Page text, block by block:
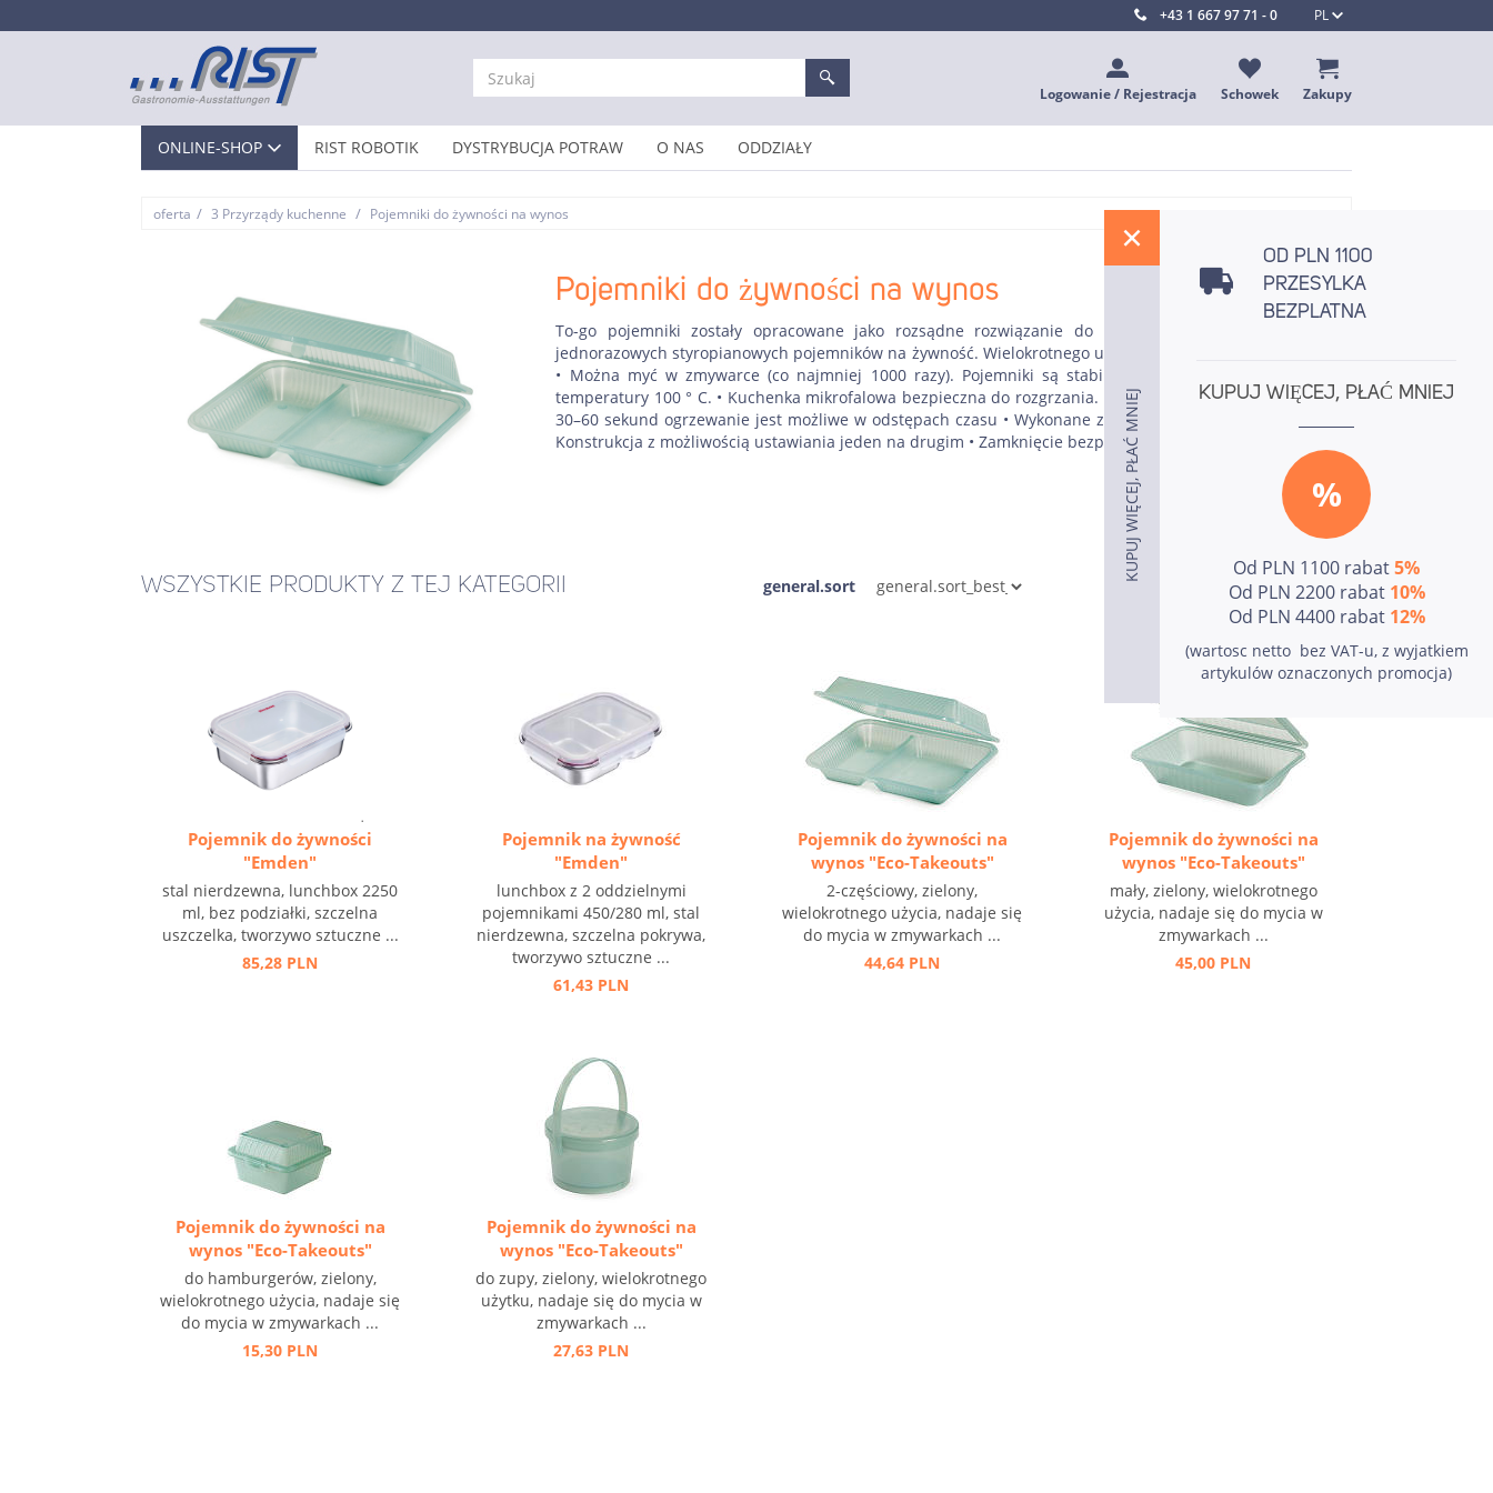
PL
+43 1 667 97 71 - 0
Logowanie / Rejestracja Schowek Zakupy
ONLINE-SHOP RIST ROBOTIK DYSTRYBUCJA POTRAW O NAS ODDZIAŁY
oferta / 3 Przyrządy kuchenne / Pojemniki do żywności na wynos
Pojemniki do żywności na wynos
To-go pojemniki zostały opracowane jako rozsądne rozwiązanie do usuwania odpadów z milionów
jednorazowych styropianowych pojemników na żywność. Wielokrotnego użytku i recyklingu • 100% bez BPA
• Można myć w zmywarce (co najmniej 1000 razy). Pojemniki są stabilne wymiarowo do maksymalnej
temperatury 100 ° C. • Kuchenka mikrofalowa bezpieczna do rozgrzania. Przy zużyciu 400 watów przez ok.
30–60 sekund ogrzewanie jest możliwe w odstępach czasu • Wykonane z nietłukącego się polipropylenu •
Konstrukcja z możliwością ustawiania jeden na drugim • Zamknięcie bezpieczne do transportu
WSZYSTKIE PRODUKTY Z TEJ KATEGORII general.sort
Pojemnik do żywności
"Emden"
stal nierdzewna, lunchbox 2250
ml, bez podziałki, szczelna
uszczelka, tworzywo sztuczne ...
85,28 PLN
Pojemnik na żywność
"Emden"
lunchbox z 2 oddzielnymi
pojemnikami 450/280 ml, stal
nierdzewna, szczelna pokrywa,
tworzywo sztuczne ...
61,43 PLN
Pojemnik do żywności na
wynos "Eco-Takeouts"
2-częściowy, zielony,
wielokrotnego użycia, nadaje się
do mycia w zmywarkach ...
44,64 PLN
Pojemnik do żywności na
wynos "Eco-Takeouts"
mały, zielony, wielokrotnego
użycia, nadaje się do mycia w
zmywarkach ...
45,00 PLN
Pojemnik do żywności na
wynos "Eco-Takeouts"
do hamburgerów, zielony,
wielokrotnego użycia, nadaje się
do mycia w zmywarkach ...
15,30 PLN
Pojemnik do żywności na
wynos "Eco-Takeouts"
do zupy, zielony, wielokrotnego
użytku, nadaje się do mycia w
zmywarkach ...
27,63 PLN
KUPUJ WIĘCEJ, PŁAĆ MNIEJ
OD PLN 1100
PRZESYLKA
BEZPLATNA
KUPUJ WIĘCEJ, PŁAĆ MNIEJ
%
Od PLN 1100 rabat5%
Od PLN 2200 rabat 10%
Od PLN 4400 rabat 12%
(wartosc netto  bez VAT-u, z wyjatkiem
artykulów oznaczonych promocja)